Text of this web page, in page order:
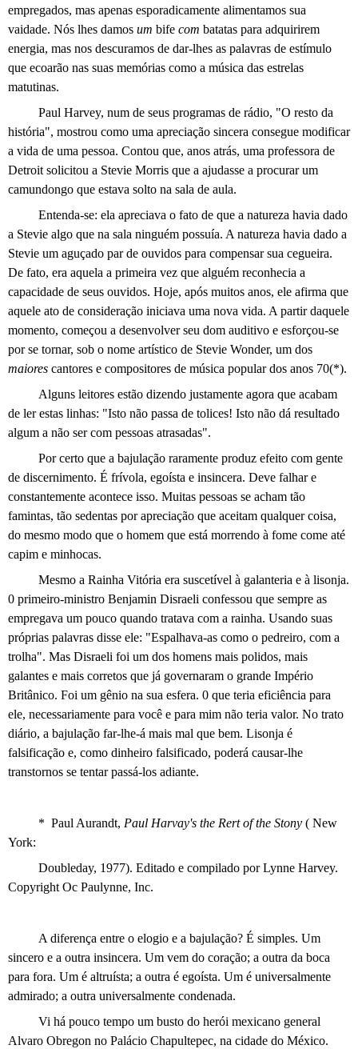
empregados, mas apenas esporadicamente alimentamos sua
vaidade. Nós lhes damos um bife com batatas para adquirirem
energia, mas nos descuramos de dar-lhes as palavras de estímulo
que ecoarão nas suas memórias como a música das estrelas
matutinas.
Paul Harvey, num de seus programas de rádio, "O resto da
história", mostrou como uma apreciação sincera consegue modificar
a vida de uma pessoa. Contou que, anos atrás, uma professora de
Detroit solicitou a Stevie Morris que a ajudasse a procurar um
camundongo que estava solto na sala de aula.
Entenda-se: ela apreciava o fato de que a natureza havia dado
a Stevie algo que na sala ninguém possuía. A natureza havia dado a
Stevie um aguçado par de ouvidos para compensar sua cegueira.
De fato, era aquela a primeira vez que alguém reconhecia a
capacidade de seus ouvidos. Hoje, após muitos anos, ele afirma que
aquele ato de consideração iniciava uma nova vida. A partir daquele
momento, começou a desenvolver seu dom auditivo e esforçou-se
por se tornar, sob o nome artístico de Stevie Wonder, um dos
maiores cantores e compositores de música popular dos anos 70(*).
Alguns leitores estão dizendo justamente agora que acabam
de ler estas linhas: "Isto não passa de tolices! Isto não dá resultado
algum a não ser com pessoas atrasadas".
Por certo que a bajulação raramente produz efeito com gente
de discernimento. É frívola, egoísta e insincera. Deve falhar e
constantemente acontece isso. Muitas pessoas se acham tão
famintas, tão sedentas por apreciação que aceitam qualquer coisa,
do mesmo modo que o homem que está morrendo à fome come até
capim e minhocas.
Mesmo a Rainha Vitória era suscetível à galanteria e à lisonja.
0 primeiro-ministro Benjamin Disraeli confessou que sempre as
empregava um pouco quando tratava com a rainha. Usando suas
próprias palavras disse ele: "Espalhava-as como o pedreiro, com a
trolha". Mas Disraeli foi um dos homens mais polidos, mais
galantes e mais corretos que já governaram o grande Império
Britânico. Foi um gênio na sua esfera. 0 que teria eficiência para
ele, necessariamente para você e para mim não teria valor. No trato
diário, a bajulação far-lhe-á mais mal que bem. Lisonja é
falsificação e, como dinheiro falsificado, poderá causar-lhe
transtornos se tentar passá-los adiante.
* Paul Aurandt, Paul Harvay's the Rert of the Stony ( New
York:
Doubleday, 1977). Editado e compilado por Lynne Harvey.
Copyright Oc Paulynne, Inc.
A diferença entre o elogio e a bajulação? É simples. Um
sincero e a outra insincera. Um vem do coração; a outra da boca
para fora. Um é altruísta; a outra é egoísta. Um é universalmente
admirado; a outra universalmente condenada.
Vi há pouco tempo um busto do herói mexicano general
Alvaro Obregon no Palácio Chapultepec, na cidade do México.